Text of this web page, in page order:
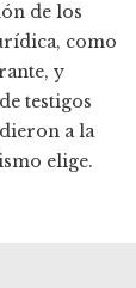
de los
como
y
testigos
a la
elige.